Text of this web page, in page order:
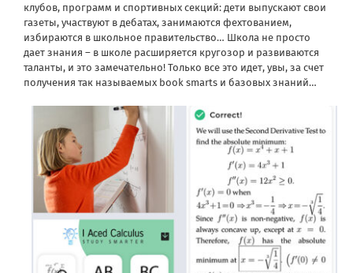
клубов, программ и спортивных секций: дети выпускают свои
газеты, участвуют в дебатах, занимаются фехтованием,
избираются в школьное правительство… Школа не просто
дает знания – в школе расширяется кругозор и развиваются
таланты, и это замечательно! Только все это идет, увы, за счет
получения так называемых book smarts и базовых знаний…